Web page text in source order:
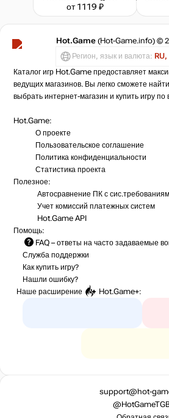
от 1119 ₽
Hot.Game (Hot-Game.info) ©
Регион, язык и валюта:
Каталог игр Hot.Game предоставляет
ведущих магазинов. Вы легко сможете
выбрать интернет-магазин и купить игру
Hot.Game:
О проекте
Пользовательское соглашение
Политика конфиденциальности
Статистика проекта
Полезное:
Автосравнение ПК с
Учет комиссий платежных систем
Hot.Game API
Помощь:
FAQ – ответы на часто задаваемые
Служба поддержки
Как купить игру?
Нашли ошибку?
Наше расширение
Hot.Game+:
support@hot-